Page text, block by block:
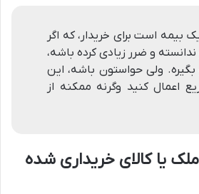
بیمه است برای خریدار، که اگر
و ضرر زیادی کرده باشه،
ولی حواستون باشه، این
اعمال کنید وگرنه ممکنه از
یا کالای خریداری شده